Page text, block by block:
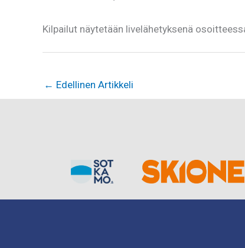
Kilpailut näytetään livelähetyksenä
← Edellinen Artikkeli